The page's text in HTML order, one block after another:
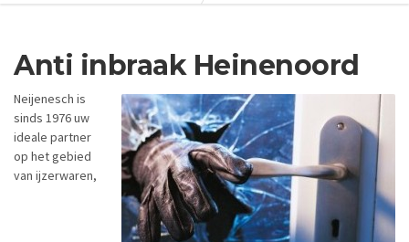
Anti inbraak Heinenoord
Neijenesch is
sinds 1976 uw
ideale partner
op het gebied
van ijzerwaren,